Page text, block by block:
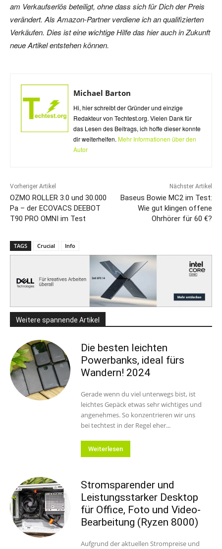
am Verkaufserlös beteiligt, ohne dass sich für Dich der Preis
verändert. Als Amazon-Partner verdiene ich an qualifizierten
Verkäufen. Dies ist eine wichtige Hilfe das hier auch in Zukunft
neue Artikel entstehen können.
Michael Barton
Hi, hier schreibt der Gründer und einzige
Redakteur von Techtest.org. Vielen Dank für
das Lesen des Beitrags, ich hoffe dieser konnte
dir weiterhelfen. Mehr Informationen über den
Autor
Vorheriger Artikel
OZMO ROLLER 3.0 und 30.000
Pa – der ECOVACS DEEBOT
T90 PRO OMNI im Test
Nächster Artikel
Baseus Bowie MC2 im Test:
Wie gut klingen offene
Ohrhörer für 60 €?
TAGS Crucial Info
Weitere spannende Artikel
Die besten leichten
Powerbanks, ideal fürs
Wandern! 2024
Gerade wenn du viel unterwegs bist, ist
leichtes Gepäck etwas sehr wichtiges und
angenehmes. So konzentrieren wir uns
bei techtest in der Regel eher...
Weiterlesen
Stromsparender und
Leistungsstarker Desktop
für Office, Foto und Video-
Bearbeitung (Ryzen 8000)
Aufgrund der aktuellen Strompreise und